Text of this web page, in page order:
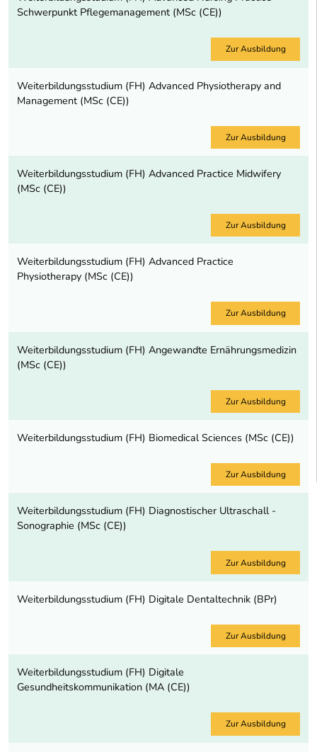
Schwerpunkt Pflegemanagement (MSc (CE))
Zur Ausbildung
Weiterbildungsstudium (FH) Advanced Physiotherapy and
Management (MSc (CE))
Zur Ausbildung
Weiterbildungsstudium (FH) Advanced Practice Midwifery
(MSc (CE))
Zur Ausbildung
Weiterbildungsstudium (FH) Advanced Practice
Physiotherapy (MSc (CE))
Zur Ausbildung
Weiterbildungsstudium (FH) Angewandte Ernährungsmedizin
(MSc (CE))
Zur Ausbildung
Weiterbildungsstudium (FH) Biomedical Sciences (MSc (CE))
Zur Ausbildung
Weiterbildungsstudium (FH) Diagnostischer Ultraschall -
Sonographie (MSc (CE))
Zur Ausbildung
Weiterbildungsstudium (FH) Digitale Dentaltechnik (BPr)
Zur Ausbildung
Weiterbildungsstudium (FH) Digitale
Gesundheitskommunikation (MA (CE))
Zur Ausbildung